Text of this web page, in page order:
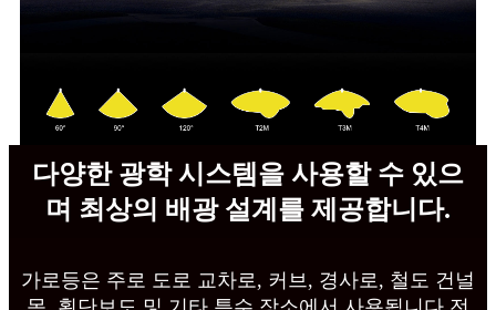
다양한 광학 시스템을 사용할 수 있으
며 최상의 배광 설계를 제공합니다.
가로등은 주로 도로 교차로, 커브, 경사로, 철도 건널